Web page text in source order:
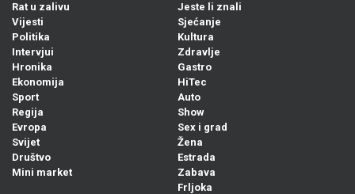
Rat u zalivu
Vijesti
Politika
Intervjui
Hronika
Ekonomija
Sport
Regija
Evropa
Svijet
Društvo
Mini market
Jeste li znali
Sjećanje
Kultura
Zdravlje
Gastro
HiTec
Auto
Show
Sex i grad
Žena
Estrada
Zabava
Frljoka